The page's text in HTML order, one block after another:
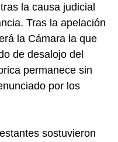
la causa judicial
Tras la apelación
la Cámara la que
de desalojo del
permanece sin
por los
sostuvieron